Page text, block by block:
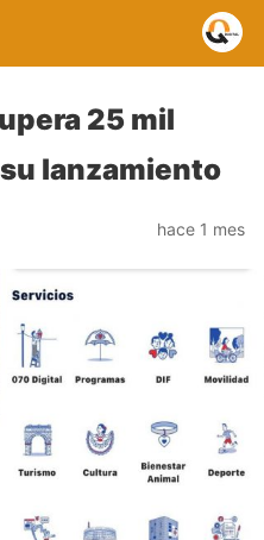
25 mil
lanzamiento
hace 1 mes